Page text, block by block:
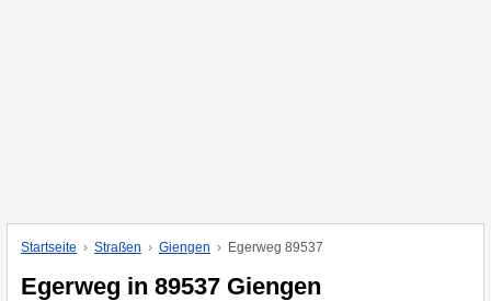
Startseite Straßen Giengen Egerweg 89537
Egerweg in 89537 Giengen